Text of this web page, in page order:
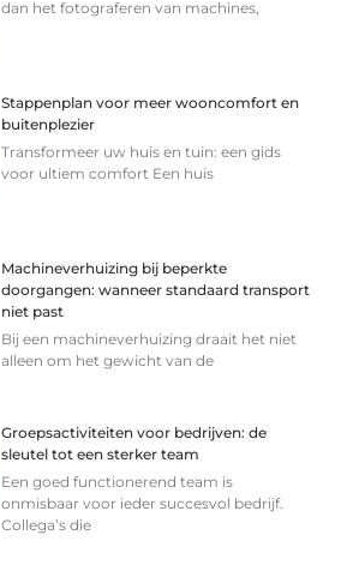
dan het fotograferen van machines,
Stappenplan voor meer wooncomfort en
buitenplezier
Transformeer uw huis en tuin: een gids
voor ultiem comfort Een huis
Machineverhuizing bij beperkte
doorgangen: wanneer standaard transport
niet past
Bij een machineverhuizing draait het niet
alleen om het gewicht van de
Groepsactiviteiten voor bedrijven: de
sleutel tot een sterker team
Een goed functionerend team is
onmisbaar voor ieder succesvol bedrijf.
Collega’s die